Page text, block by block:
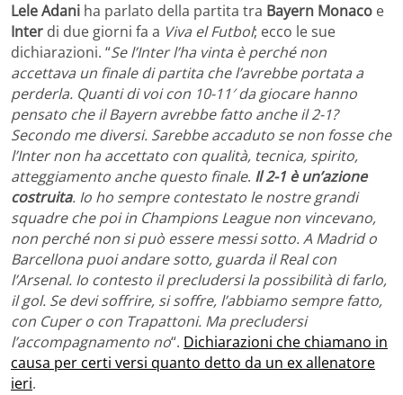
Lele Adani ha parlato della partita tra Bayern Monaco e
Inter di due giorni fa a Viva el Futbol; ecco le sue
dichiarazioni. “Se l’Inter l’ha vinta è perché non
accettava un finale di partita che l’avrebbe portata a
perderla. Quanti di voi con 10-11′ da giocare hanno
pensato che il Bayern avrebbe fatto anche il 2-1?
Secondo me diversi. Sarebbe accaduto se non fosse che
l’Inter non ha accettato con qualità, tecnica, spirito,
atteggiamento anche questo finale. Il 2-1 è un’azione
costruita. Io ho sempre contestato le nostre grandi
squadre che poi in Champions League non vincevano,
non perché non si può essere messi sotto. A Madrid o
Barcellona puoi andare sotto, guarda il Real con
l’Arsenal. Io contesto il precludersi la possibilità di farlo,
il gol. Se devi soffrire, si soffre, l’abbiamo sempre fatto,
con Cuper o con Trapattoni. Ma precludersi
l’accompagnamento no“. Dichiarazioni che chiamano in
causa per certi versi quanto detto da un ex allenatore
ieri.